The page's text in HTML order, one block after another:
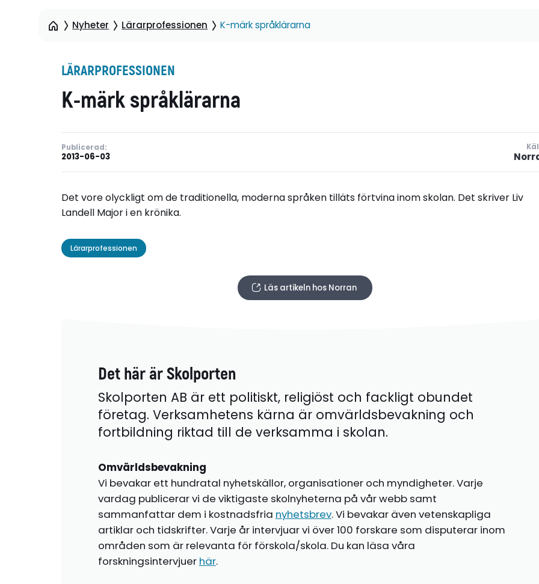
Nyheter Lärarprofessionen K-märk språklärarna
LÄRARPROFESSIONEN
K-märk språklärarna
Publicerad:
2013-06-03
Det vore olyckligt om de traditionella, moderna språken tilläts förtvina inom skolan. Det skriver Liv
Landell Major i en krönika.
Lärarprofessionen
Läs artikeln hos Norran
Det här är Skolporten
Skolporten AB är ett politiskt, religiöst och fackligt obundet
företag. Verksamhetens kärna är omvärldsbevakning och
fortbildning riktad till de verksamma i skolan.
Omvärldsbevakning
Vi bevakar ett hundratal nyhetskällor, organisationer och myndigheter. Varje
vardag publicerar vi de viktigaste skolnyheterna på vår webb samt
sammanfattar dem i kostnadsfria nyhetsbrev. Vi bevakar även vetenskapliga
artiklar och tidskrifter. Varje år intervjuar vi över 100 forskare som disputerar inom
områden som är relevanta för förskola/skola. Du kan läsa våra
forskningsintervjuer här.